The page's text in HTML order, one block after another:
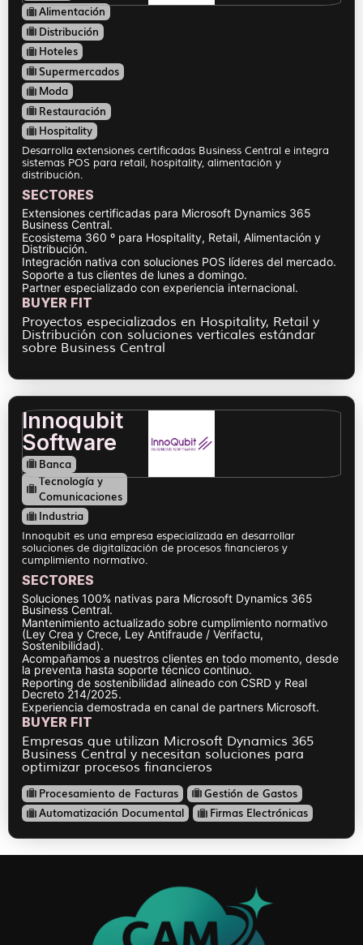
Alimentación
Distribución
Hoteles
Supermercados
Moda
Restauración
Hospitality
Desarrolla extensiones certificadas Business Central e integra
sistemas POS para retail, hospitality, alimentación y
distribución.
SECTORES
Extensiones certificadas para Microsoft Dynamics 365
Business Central.
Ecosistema 360 º para Hospitality, Retail, Alimentación y
Distribución.
Integración nativa con soluciones POS líderes del mercado.
Soporte a tus clientes de lunes a domingo.
Partner especializado con experiencia internacional.
BUYER FIT
Proyectos especializados en Hospitality, Retail y
Distribución con soluciones verticales estándar
sobre Business Central
Innoqubit
Software
Banca
Tecnología y
Comunicaciones
Industria
Innoqubit es una empresa especializada en desarrollar
soluciones de digitalización de procesos financieros y
cumplimiento normativo.
SECTORES
Soluciones 100% nativas para Microsoft Dynamics 365
Business Central.
Mantenimiento actualizado sobre cumplimiento normativo
(Ley Crea y Crece, Ley Antifraude / Verifactu,
Sostenibilidad).
Acompañamos a nuestros clientes en todo momento, desde
la preventa hasta soporte técnico continuo.
Reporting de sostenibilidad alineado con CSRD y Real
Decreto 214/2025.
Experiencia demostrada en canal de partners Microsoft.
BUYER FIT
Empresas que utilizan Microsoft Dynamics 365
Business Central y necesitan soluciones para
optimizar procesos financieros
Procesamiento de Facturas
Gestión de Gastos
Automatización Documental
Firmas Electrónicas